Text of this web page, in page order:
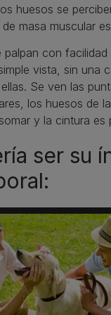
huesos se
masa muscular
palpan con
vista, sin una
Se ven las
los huesos de
y la cintura es
ser su